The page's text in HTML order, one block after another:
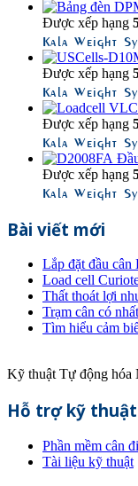
Được xếp hạng
Kala Weight
Được xếp hạng
Kala Weight
Được xếp hạng
Kala Weight
Được xếp hạng
Kala Weight
Bài viết mới
Lắp đặt đầu
Load cell
Thất thoát lợi
Trạm cân có
Tìm hiểu cảm
Kỹ thuật Tự động hóa
Hỗ trợ kỹ thuật
Phần mềm cân
Tài liệu kỹ thuật